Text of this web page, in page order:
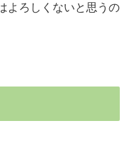
よろしくないと思うの